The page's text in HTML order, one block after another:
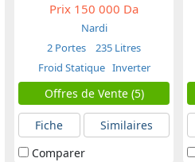
Prix 150 000 Da
Nardi
2 Portes
235 Litres
Froid Statique Inverter
Offres de Vente (5)
Fiche
Similaires
Comparer